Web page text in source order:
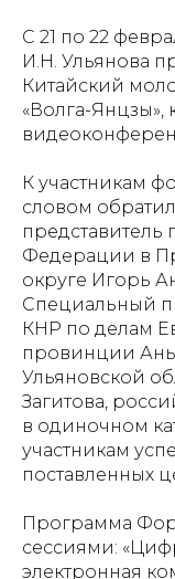
С 21 по 22
И.Н. Ульянова
Китайский
«Волга-
К участникам
словом
представитель
Федерации в
округе Игорь
Специальный
КНР по делам
провинции
Ульяновской
Загитова,
в одиночном
участникам
поставленных
Программа
сессиями:
электронная